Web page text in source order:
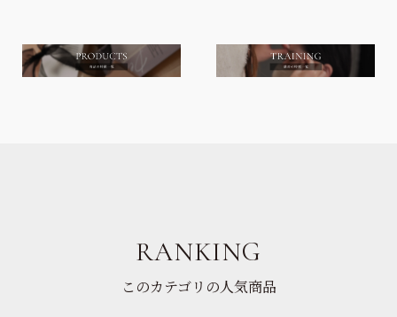
RANKING
このカテゴリの人気商品